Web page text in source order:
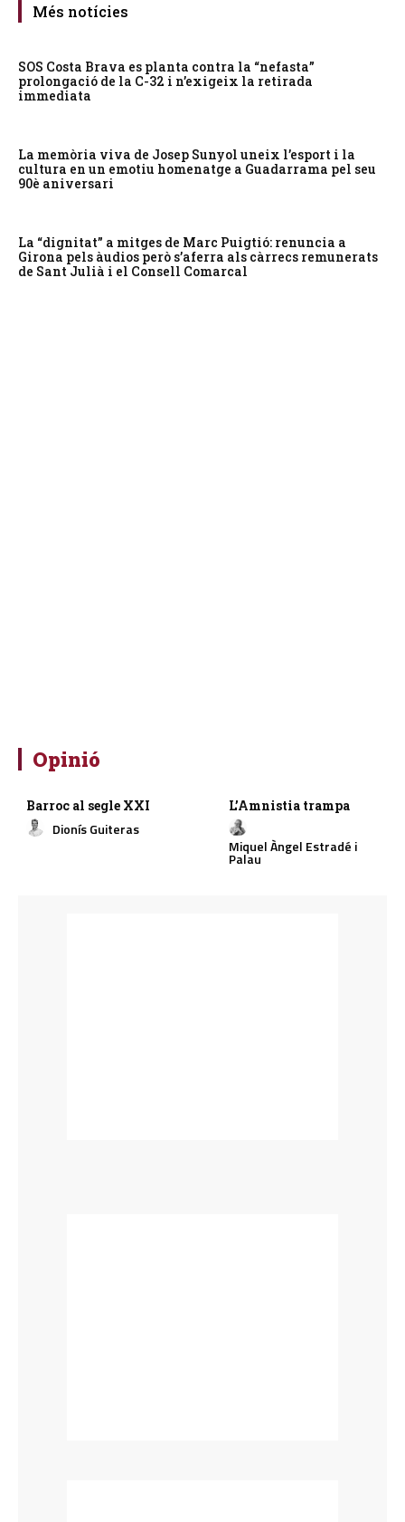
Més notícies
SOS Costa Brava es planta contra la “nefasta”
prolongació de la C-32 i n’exigeix la retirada
immediata
La memòria viva de Josep Sunyol uneix l’esport i la
cultura en un emotiu homenatge a Guadarrama pel seu
90è aniversari
La “dignitat” a mitges de Marc Puigtió: renuncia a
Girona pels àudios però s’aferra als càrrecs remunerats
de Sant Julià i el Consell Comarcal
Opinió
Barroc al segle XXI
Dionís Guiteras
L’Amnistia trampa
Miquel Àngel Estradé i
Palau